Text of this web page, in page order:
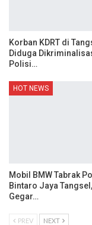
Korban KDRT di
Diduga
Polisi…
HOT NEWS
Mobil BMW Tabrak
Bintaro Jaya
Gegar…
PREV NEXT